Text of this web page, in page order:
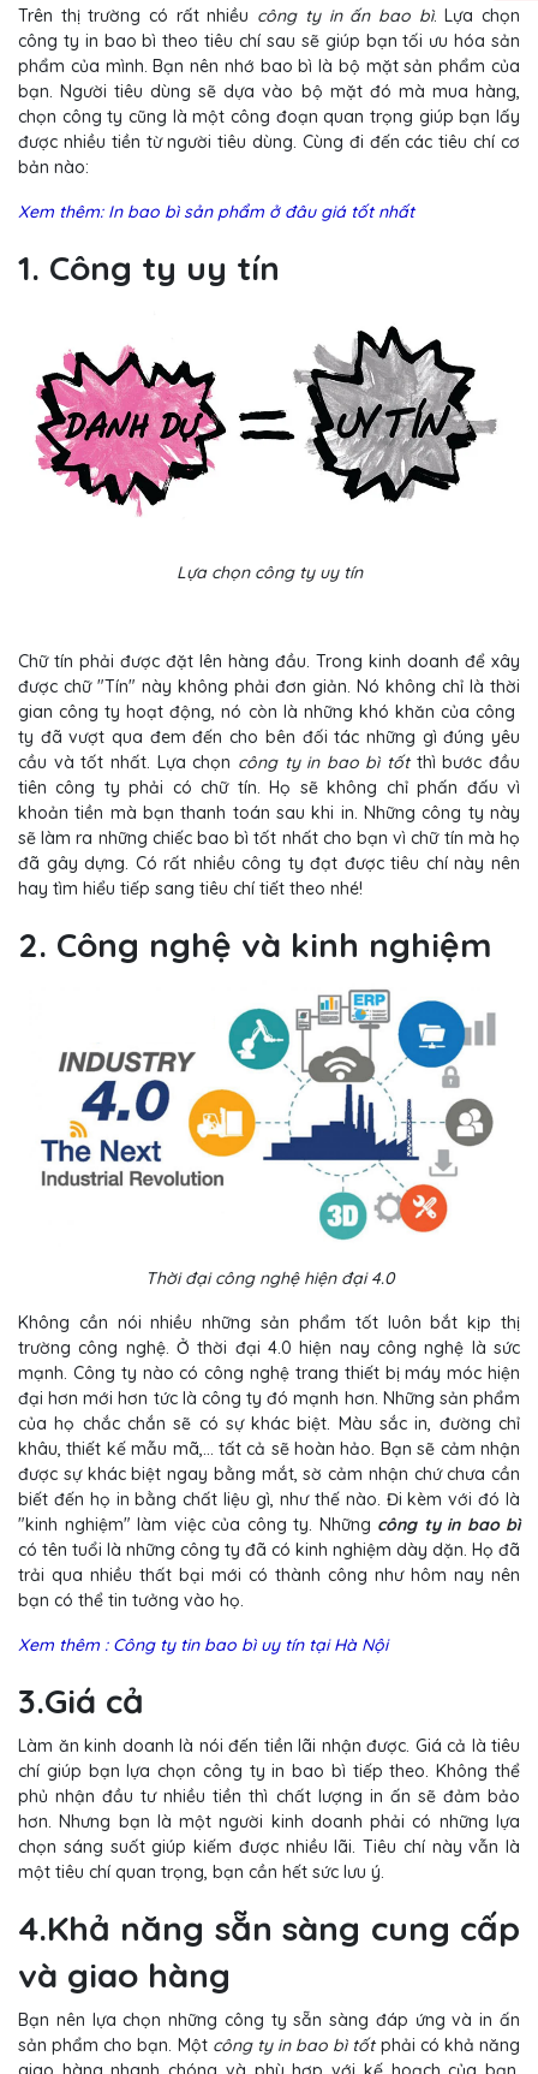
Trên thị trường có rất nhiều công ty in ấn bao bì. Lựa chọn
công ty in bao bì theo tiêu chí sau sẽ giúp bạn tối ưu hóa sản
phẩm của mình. Bạn nên nhớ bao bì là bộ mặt sản phẩm của
bạn. Người tiêu dùng sẽ dựa vào bộ mặt đó mà mua hàng,
chọn công ty cũng là một công đoạn quan trọng giúp bạn lấy
được nhiều tiền từ người tiêu dùng. Cùng đi đến các tiêu chí cơ
bản nào:
Xem thêm: In bao bì sản phẩm ở đâu giá tốt nhất
1. Công ty uy tín
Lựa chọn công ty uy tín
Chữ tín phải được đặt lên hàng đầu. Trong kinh doanh để xây
được chữ "Tín" này không phải đơn giản. Nó không chỉ là thời
gian công ty hoạt động, nó còn là những khó khăn của công
ty đã vượt qua đem đến cho bên đối tác những gì đúng yêu
cầu và tốt nhất. Lựa chọn công ty in bao bì tốt thì bước đầu
tiên công ty phải có chữ tín. Họ sẽ không chỉ phấn đấu vì
khoản tiền mà bạn thanh toán sau khi in. Những công ty này
sẽ làm ra những chiếc bao bì tốt nhất cho bạn vì chữ tín mà họ
đã gây dựng. Có rất nhiều công ty đạt được tiêu chí này nên
hay tìm hiểu tiếp sang tiêu chí tiết theo nhé!
2. Công nghệ và kinh nghiệm
Thời đại công nghệ hiện đại 4.0
Không cần nói nhiều những sản phẩm tốt luôn bắt kịp thị
trường công nghệ. Ở thời đại 4.0 hiện nay công nghệ là sức
mạnh. Công ty nào có công nghệ trang thiết bị máy móc hiện
đại hơn mới hơn tức là công ty đó mạnh hơn. Những sản phẩm
của họ chắc chắn sẽ có sự khác biệt. Màu sắc in, đường chỉ
khâu, thiết kế mẫu mã,... tất cả sẽ hoàn hảo. Bạn sẽ cảm nhận
được sự khác biệt ngay bằng mắt, sờ cảm nhận chứ chưa cần
biết đến họ in bằng chất liệu gì, như thế nào. Đi kèm với đó là
"kinh nghiệm" làm việc của công ty. Những công ty in bao bì
có tên tuổi là những công ty đã có kinh nghiệm dày dặn. Họ đã
trải qua nhiều thất bại mới có thành công như hôm nay nên
bạn có thể tin tưởng vào họ.
Xem thêm : Công ty tin bao bì uy tín tại Hà Nội
3.Giá cả
Làm ăn kinh doanh là nói đến tiền lãi nhận được. Giá cả là tiêu
chí giúp bạn lựa chọn công ty in bao bì tiếp theo. Không thể
phủ nhận đầu tư nhiều tiền thì chất lượng in ấn sẽ đảm bảo
hơn. Nhưng bạn là một người kinh doanh phải có những lựa
chọn sáng suốt giúp kiếm được nhiều lãi. Tiêu chí này vẫn là
một tiêu chí quan trọng, bạn cần hết sức lưu ý.
4.Khả năng sẵn sàng cung cấp
và giao hàng
Bạn nên lựa chọn những công ty sẵn sàng đáp ứng và in ấn
sản phẩm cho bạn. Một công ty in bao bì tốtphải có khả năng